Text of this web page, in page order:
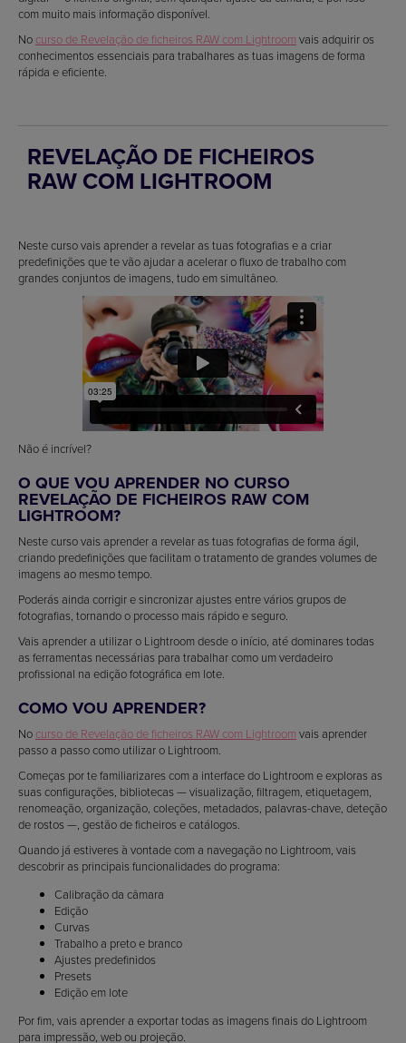
com muito mais informação disponível.
No curso de Revelação de ficheiros RAW com Lightroom vais adquirir os
conhecimentos essenciais para trabalhares as tuas imagens de forma
rápida e eficiente.
REVELAÇÃO DE FICHEIROS
RAW COM LIGHTROOM
Neste curso vais aprender a revelar as tuas fotografias e a criar
predefinições que te vão ajudar a acelerar o fluxo de trabalho com
grandes conjuntos de imagens, tudo em simultâneo.
Não é incrível?
O QUE VOU APRENDER NO CURSO
REVELAÇÃO DE FICHEIROS RAW COM
LIGHTROOM?
Neste curso vais aprender a revelar as tuas fotografias de forma ágil,
criando predefinições que facilitam o tratamento de grandes volumes de
imagens ao mesmo tempo.
Poderás ainda corrigir e sincronizar ajustes entre vários grupos de
fotografias, tornando o processo mais rápido e seguro.
Vais aprender a utilizar o Lightroom desde o início, até dominares todas
as ferramentas necessárias para trabalhar como um verdadeiro
profissional na edição fotográfica em lote.
COMO VOU APRENDER?
No curso de Revelação de ficheiros RAW com Lightroom vais aprender
passo a passo como utilizar o Lightroom.
Começas por te familiarizares com a interface do Lightroom e exploras as
suas configurações, bibliotecas — visualização, filtragem, etiquetagem,
renomeação, organização, coleções, metadados, palavras-chave, deteção
de rostos —, gestão de ficheiros e catálogos.
Quando já estiveres à vontade com a navegação no Lightroom, vais
descobrir as principais funcionalidades do programa:
Calibração da câmara
Edição
Curvas
Trabalho a preto e branco
Ajustes predefinidos
Presets
Edição em lote
Por fim, vais aprender a exportar todas as imagens finais do Lightroom
para impressão, web ou projeção.